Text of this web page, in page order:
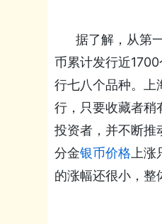
据了解，从第一
币累计发行近
行七八个品种。上
行，只要收藏者稍
投资者，并不断推
分金银币价格 上
的涨幅还很小，整